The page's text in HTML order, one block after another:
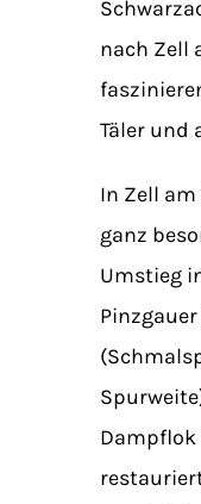
nach Zell
Täler und
In Zell am
ganz
Umstieg
Dampflok